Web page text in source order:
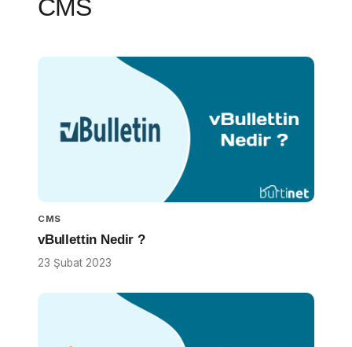
CMS
CMS
vBullettin Nedir ?
23 Şubat 2023